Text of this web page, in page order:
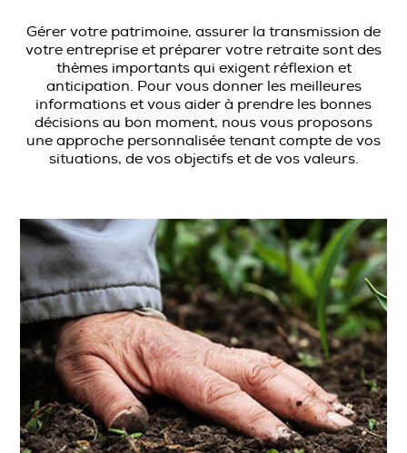
Gérer votre patrimoine, assurer la transmission de
votre entreprise et préparer votre retraite sont des
thèmes importants qui exigent réflexion et
anticipation. Pour vous donner les meilleures
informations et vous aider à prendre les bonnes
décisions au bon moment, nous vous proposons
une approche personnalisée tenant compte de vos
situations, de vos objectifs et de vos valeurs.